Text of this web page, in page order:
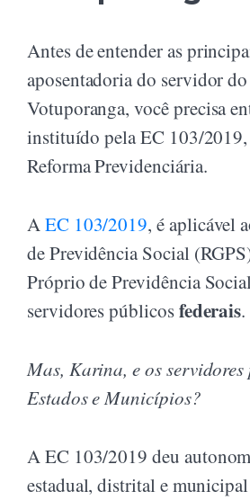
Antes de entender as
aposentadoria do servidor
Votuporanga, você precisa
instituído pela EC 103/2019,
Reforma Previdenciária.
AEC 103/2019, é aplicável
de Previdência Social
Próprio de Previdência
servidores públicosfederais.
Mas, Karina, e os
Estados e Municípios?
A EC 103/2019 deu
estadual, distrital e